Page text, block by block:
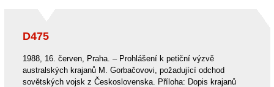
D475
1988, 16. červen, Praha. – Prohlášení k petiční výzvě
australských krajanů M. Gorbačovovi, požadující odchod
sovětských vojsk z Československa. Příloha: Dopis krajanů